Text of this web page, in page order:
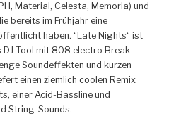
Material, Celesta, Memoria) und
bereits im Frühjahr eine
haben. “Late Nights“ ist
Tool mit 808 electro Break
Soundeffekten und kurzen
einen ziemlich coolen Remix
einer Acid-Bassline und
String-Sounds.